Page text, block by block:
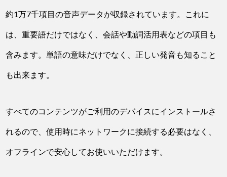
約1万7千項目の音声データが収録されています。これに
は、重要語だけではなく、会話や動詞活用表などの項目も
含みます。単語の意味だけでなく、正しい発音も知ること
も出来ます。
すべてのコンテンツがご利用のデバイスにインストールさ
れるので、使用時にネットワークに接続する必要はなく、
オフラインで安心してお使いいただけます。